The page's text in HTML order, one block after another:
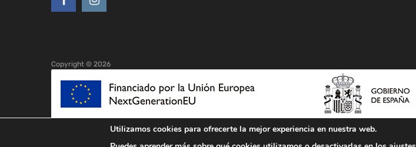
Copyright © 2026
Utilizamos cookies para ofrecerte la mejor experiencia en nuestra web.